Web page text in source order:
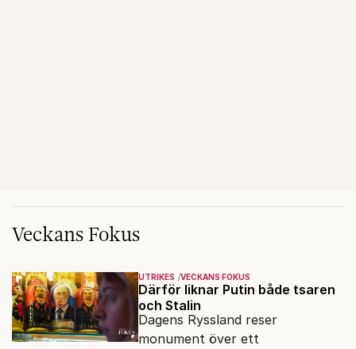
Veckans Fokus
UTRIKES VECKANS FOKUS
Därför liknar Putin både tsaren
och Stalin
Dagens Ryssland reser
monument över ett